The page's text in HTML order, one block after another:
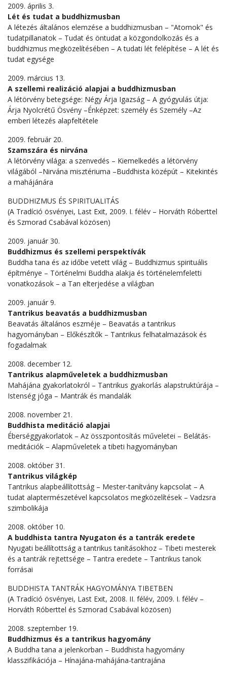
2009. április 3.
Lét és tudat a buddhizmusban
A létezés általános elemzése a buddhizmusban – "Atomok" és
tudatpillanatok – Tudat és öntudat a közgondolkozás és a
buddhizmus megközelítésében – A tudati lét felépítése – A lét és
tudat egysége
2009. március 13.
A szellemi realizáció alapjai a buddhizmusban
A létörvény betegsége: Négy Árja Igazság – A gyógyulás útja:
Árja Nyolcrétű Ösvény –Énképzet: személy és Személy –Az
emberi létezés alapfeltétele
2009. február 20.
Szamszára és nirvána
A létörvény világa: a szenvedés – Kiemelkedés a létörvény
világából –Nirvána misztériuma –Buddhista középút – Kitekintés
a mahájánára
BUDDHIZMUS ÉS SPIRITUALITÁS
(A Tradíció ösvényei, Last Exit, 2009. I. félév – Horváth Róberttel
és Szmorad Csabával közösen)
2009. január 30.
Buddhizmus és szellemi perspektívák
Buddha tana és az időbe vetett világ – Buddhizmus spirituális
építménye – Történelmi Buddha alakja és történelemfeletti
vonatkozások – a Tan elterjedése a világban
2009. január 9.
Tantrikus beavatás a buddhizmusban
Beavatás általános eszméje – Beavatás a tantrikus
hagyományban – Előkészítők – Tantrikus felhatalmazások és
fogadalmak
2008. december 12.
Tantrikus alapműveletek a buddhizmusban
Mahájána gyakorlatokról – Tantrikus gyakorlás alapstruktúrája –
Istenség jóga – Mantrák és mandalák
2008. november 21.
Buddhista meditáció alapjai
Éberséggyakorlatok – Az összpontosítás műveletei – Belátás-
meditációk – Alapműveletek a tibeti hagyományban
2008. október 31.
Tantrikus világkép
Tantrikus alapbeállítottság – Mester-tanítvány kapcsolat – A
tudat alaptermészetével kapcsolatos megközelítések – Vadzsra
szimbolikája
2008. október 10.
A buddhista tantra Nyugaton és a tantrák eredete
Nyugati beállítottság a tantrikus tanításokhoz – Tibeti mesterek
és a tantrák rejtettsége – Tantra eredete – Tantrikus tanok
forrásai
BUDDHISTA TANTRÁK HAGYOMÁNYA TIBETBEN
(A Tradíció ösvényei, Last Exit, 2008. II. félév, 2009. I. félév –
Horváth Róberttel és Szmorad Csabával közösen)
2008. szeptember 19.
Buddhizmus és a tantrikus hagyomány
A Buddha tana a jelenkorban – Buddhista hagyomány
klasszifikációja – Hínajána-mahájána-tantrajána